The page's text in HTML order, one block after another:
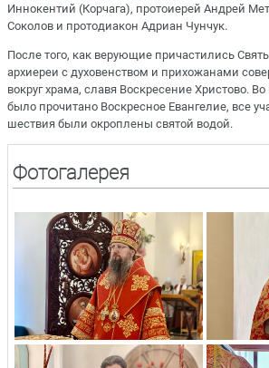
Иннокентий (Корчага), протоиерей Андрей
Соколов и протодиакон Адриан Чунчук.
После того, как верующие причастились
архиереи с духовенством и прихожанами
вокруг храма, славя Воскресение Христово.
было прочитано Воскресное Евангелие, все
шествия были окроплены святой водой.
Фотогалерея